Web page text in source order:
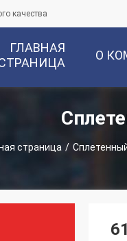
качества
ГЛАВНАЯ
О
страница /